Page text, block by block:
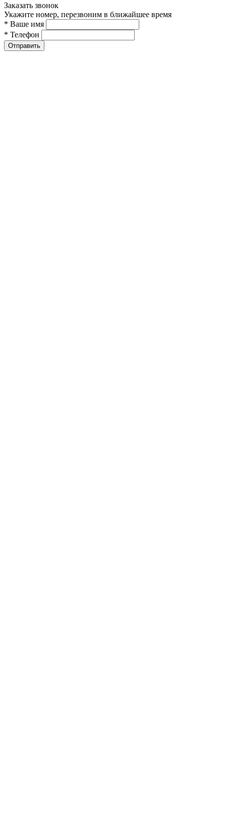
Заказать звонок
Укажите номер, перезвоним в ближайшее время
* Ваше имя
* Телефон
Отправить